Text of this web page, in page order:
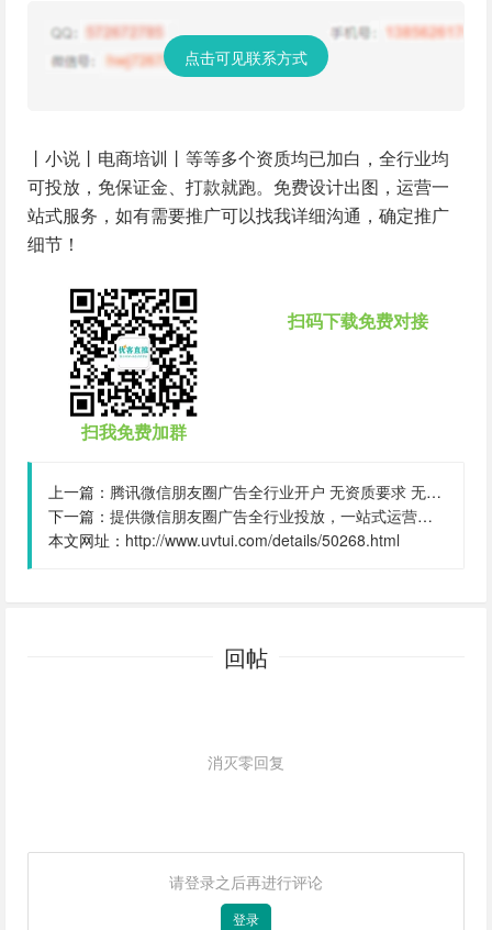
点击可见联系方式
丨小说丨电商培训丨等等多个资质均已加白，全行业均
可投放，免保证金、打款就跑。免费设计出图，运营一
站式服务，如有需要推广可以找我详细沟通，确定推广
细节！
扫我免费加群
扫码下载免费对接
上一篇： 腾讯微信朋友圈广告全行业开户 无资质要求 无保证金要求 禁投行业也可,量级:50000
下一篇： 提供微信朋友圈广告全行业投放，一站式运营，当头出图，包过审！,量级:999999999
本文网址： http://www.uvtui.com/details/50268.html
回帖
消灭零回复
请登录之后再进行评论
登录